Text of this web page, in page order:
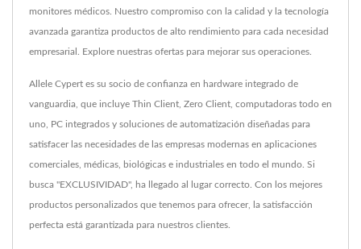
monitores médicos. Nuestro compromiso con la calidad y la tecnología
avanzada garantiza productos de alto rendimiento para cada necesidad
empresarial. Explore nuestras ofertas para mejorar sus operaciones.
Allele Cypert es su socio de confianza en hardware integrado de
vanguardia, que incluye Thin Client, Zero Client, computadoras todo en
uno, PC integrados y soluciones de automatización diseñadas para
satisfacer las necesidades de las empresas modernas en aplicaciones
comerciales, médicas, biológicas e industriales en todo el mundo. Si
busca "EXCLUSIVIDAD", ha llegado al lugar correcto. Con los mejores
productos personalizados que tenemos para ofrecer, la satisfacción
perfecta está garantizada para nuestros clientes.